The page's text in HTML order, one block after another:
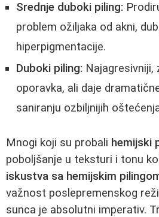
Srednje duboki piling:
problem ožiljaka od akni,
hiperpigmentacije.
Duboki piling: Najagresivniji,
oporavka, ali daje
saniranju ozbiljnijih
Mnogi koji su probali hemijski
poboljšanje u teksturi i tonu
iskustva sa hemijskim
važnost poslepremenskog
sunca je absolutni imperativ.